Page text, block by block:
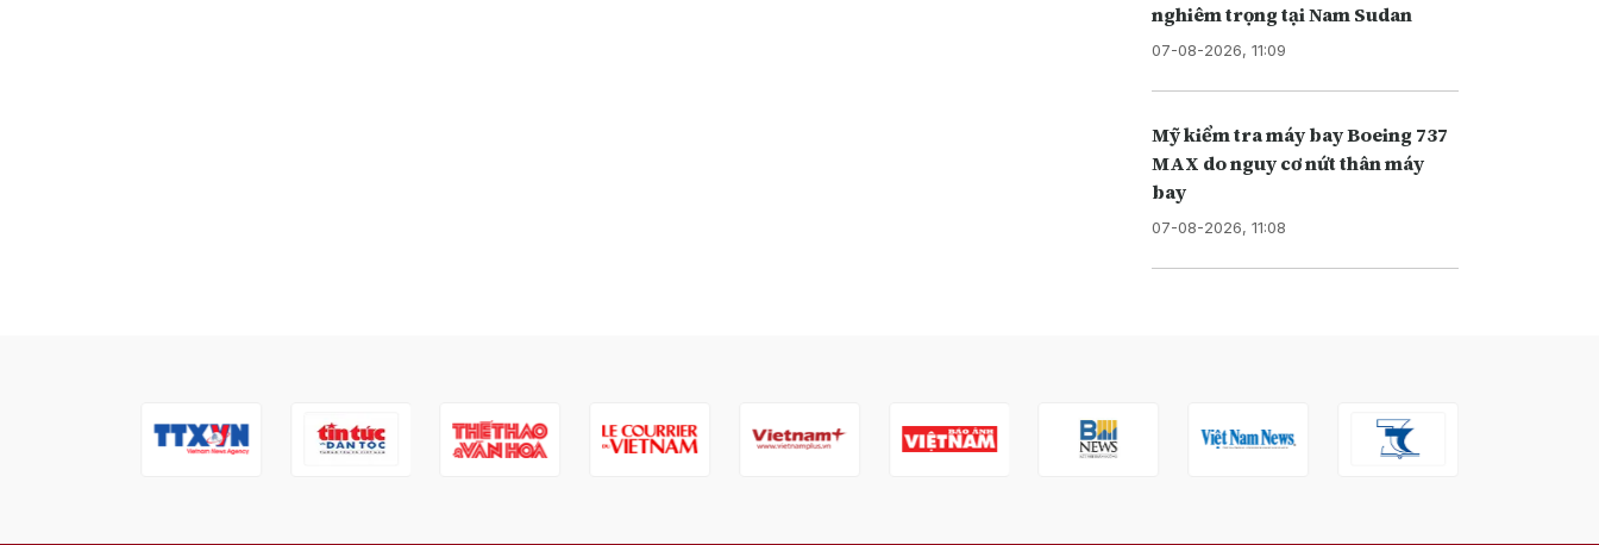
nghiêm trọng tại Nam Sudan
07-08-2026, 11:09
Mỹ kiểm tra máy bay Boeing 737
MAX do nguy cơ nứt thân máy
bay
07-08-2026, 11:08